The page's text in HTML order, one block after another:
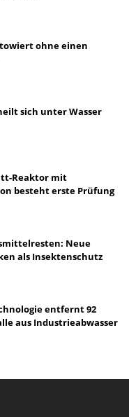
ohne einen
sich unter Wasser
Reaktor mit
besteht erste Prüfung
Neue
als Insektenschutz
entfernt 92
aus Industrieabwasser